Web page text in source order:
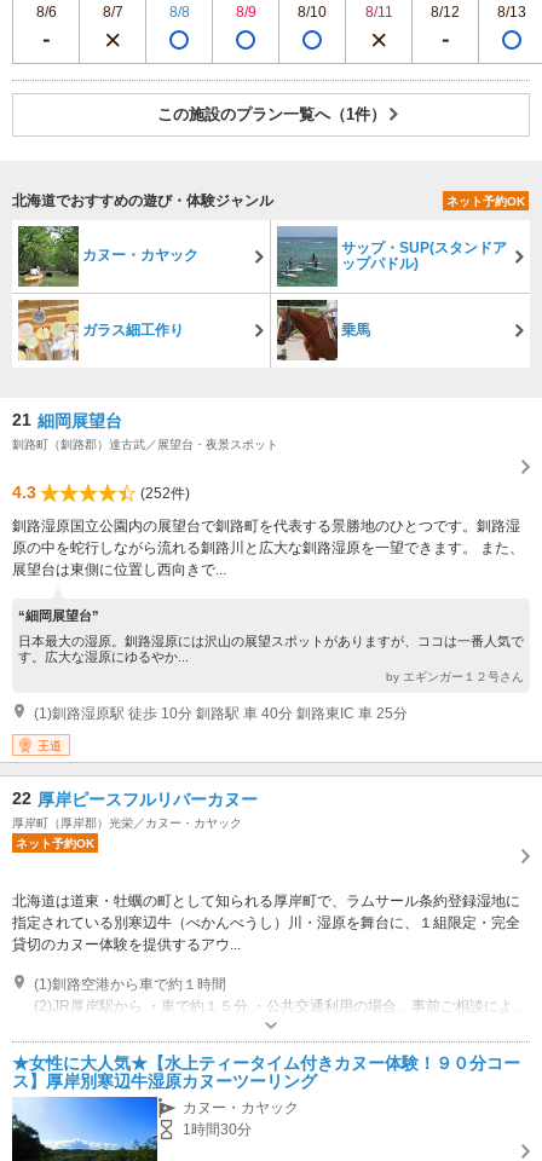
8/6
8/7 8/8 8/9 8/10 8/11 8/12 8/13
この施設のプラン一覧へ（1件）
北海道でおすすめの遊び・体験ジャンル ネット予約OK
カヌー・カヤック
サップ・SUP(スタンドア
ップパドル)
ガラス細工作り 乗馬
21 細岡展望台
釧路町（釧路郡）達古武／展望台・夜景スポット
4.3
(252件)
釧路湿原国立公園内の展望台で釧路町を代表する景勝地のひとつです。釧路湿
原の中を蛇行しながら流れる釧路川と広大な釧路湿原を一望できます。 また、
展望台は東側に位置し西向きで...
“細岡展望台”
日本最大の湿原。釧路湿原には沢山の展望スポットがありますが、ココは一番人気で
す。広大な湿原にゆるやか...
by エギンガー１２号さん
(1)釧路湿原駅 徒歩 10分 釧路駅 車 40分 釧路東IC 車 25分
王道
22 厚岸ピースフルリバーカヌー
厚岸町（厚岸郡）光栄／カヌー・カヤック
ネット予約OK
北海道は道東・牡蠣の町として知られる厚岸町で、ラムサール条約登録湿地に
指定されている別寒辺牛（べかんべうし）川・湿原を舞台に、１組限定・完全
貸切のカヌー体験を提供するアウ...
(1)釧路空港から車で約１時間
営業期間：午前９時から午後６時まで
★女性に大人気★【水上ティータイム付きカヌー体験！９０分コー
ス】厚岸別寒辺牛湿原カヌーツーリング
カヌー・カヤック
1時間30分